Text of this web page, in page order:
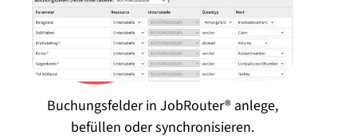
Buchungsfelder in JobRouter® anlege,
befüllen oder synchronisieren.